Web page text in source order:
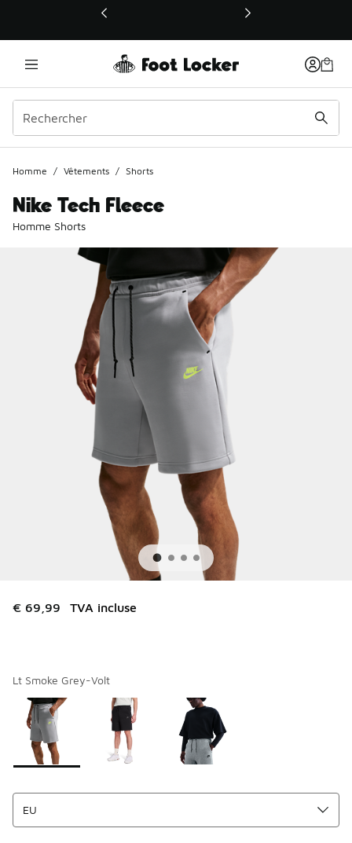
Ce lien ouvrira une nouvelle fenêtre
Homme / Vêtements / Shorts
Nike Tech Fleece
Homme Shorts
€ 69,99 TVA incluse
Lt Smoke Grey-Volt
Page 1 sur 1 affichant 1 à 3 des 3 couleurs.
Merci de sélectionner un style *